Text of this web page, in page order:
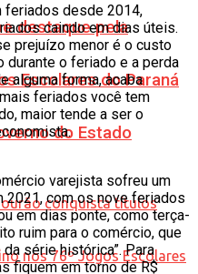
destaque pela
Escolares do Paraná
do Estado
feriados desde 2014,
caindo em dias úteis.
prejuízo menor é o custo
durante o feriado e a perda
alguma forma, acaba
feriados você tem
maior tende a ser o
varejista sofreu um
2021, com os nove feriados
em dias ponte, como terça-
ruim para o comércio, que
série histórica”. Para
fiquem em torno de R$